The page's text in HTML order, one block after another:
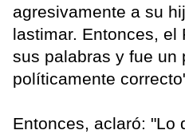
agresivamente a su
lastimar. Entonces, el
sus palabras y fue un
políticamente
Entonces, aclaró: "Lo